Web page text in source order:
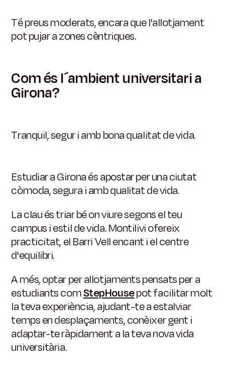
Té preus moderats, encara que l'allotjament
pot pujar a zones cèntriques.
Com és l´ambient universitari a
Girona?
Tranquil, segur i amb bona qualitat de vida.
Estudiar a Girona és apostar per una ciutat
còmoda, segura i amb qualitat de vida.
La clau és triar bé on viure segons el teu
campus i estil de vida. Montilivi ofereix
practicitat, el Barri Vell encant i el centre
d'equilibri.
A més, optar per allotjaments pensats per a
estudiants comStepHousepot facilitar molt
la teva experiència, ajudant-te a estalviar
temps en desplaçaments, conèixer gent i
adaptar-te ràpidament a la teva nova vida
universitària.